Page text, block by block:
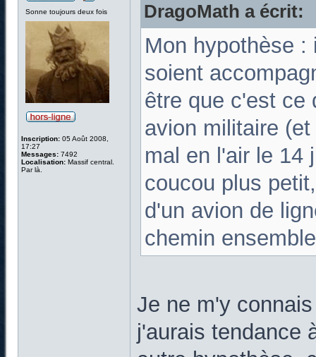
Sonne toujours deux fois
Inscription: 05 Août 2008,
17:27
Messages: 7492
Localisation: Massif central.
Par là.
DragoMath a écrit:
Mon hypothèse :
soient
être que c'est ce
avion militaire
mal en l'air le 14
coucou plus
d'un avion de
chemin
Je ne m'y
j'aurais tendance